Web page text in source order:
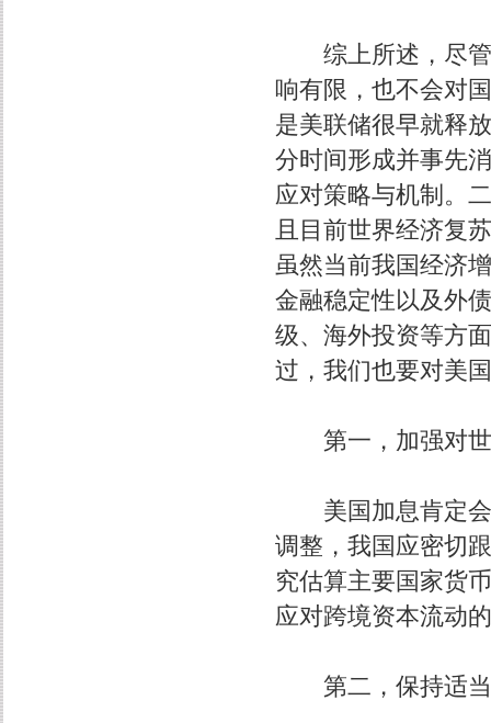
综上所述，尽管
响有限，也不会对
是美联储很早就释
分时间形成并事先
应对策略与机制。
且目前世界经济复
虽然当前我国经济
金融稳定性以及外
级、海外投资等方
过，我们也要对美
第一，加强对世
美国加息肯定会
调整，我国应密切
究估算主要国家货
应对跨境资本流动
第二，保持适当